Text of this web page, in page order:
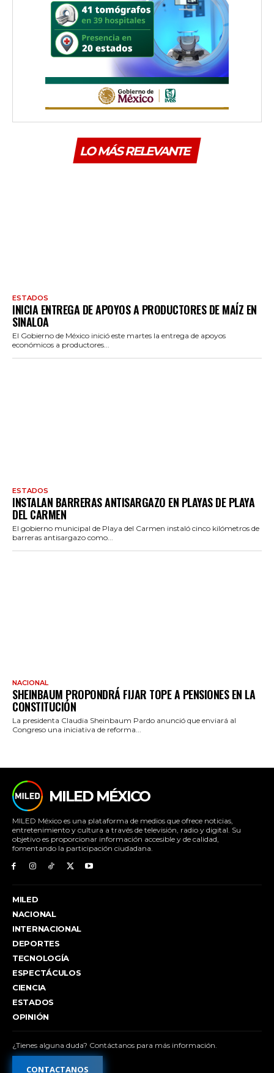
LO MÁS RELEVANTE
ESTADOS
INICIA ENTREGA DE APOYOS A PRODUCTORES DE MAÍZ EN
SINALOA
El Gobierno de México inició este martes la entrega de apoyos
económicos a productores...
ESTADOS
INSTALAN BARRERAS ANTISARGAZO EN PLAYAS DE PLAYA
DEL CARMEN
El gobierno municipal de Playa del Carmen instaló cinco kilómetros de
barreras antisargazo como...
NACIONAL
SHEINBAUM PROPONDRÁ FIJAR TOPE A PENSIONES EN LA
CONSTITUCIÓN
La presidenta Claudia Sheinbaum Pardo anunció que enviará al
Congreso una iniciativa de reforma...
MILED MÉXICO
MILED México es una plataforma de medios que ofrece noticias,
entretenimiento y cultura a través de televisión, radio y digital. Su
objetivo es proporcionar información accesible y de calidad,
fomentando la participación ciudadana.
MILED
NACIONAL
INTERNACIONAL
DEPORTES
TECNOLOGÍA
ESPECTÁCULOS
CIENCIA
ESTADOS
OPINIÓN
¿Tienes alguna duda? Contáctanos para más información.
CONTACTANOS